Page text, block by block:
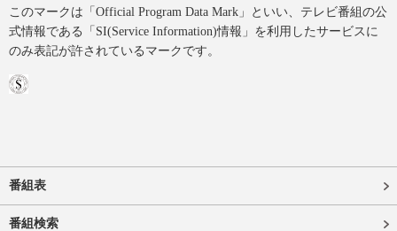
このマークは「Official Program Data Mark」といい、テレビ番組の公
式情報である「SI(Service Information)情報」を利用したサービスに
のみ表記が許されているマークです。
番組表
番組検索